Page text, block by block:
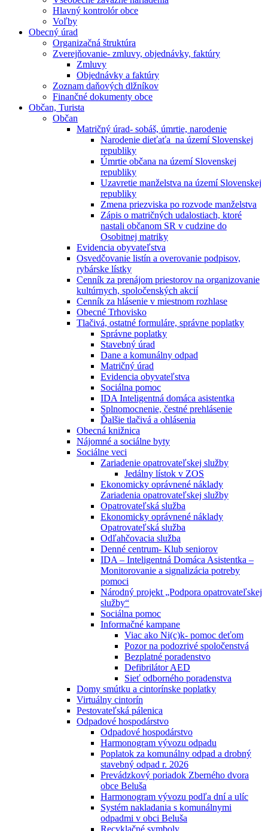
Hlavný kontrolór obce
Voľby
Obecný úrad
Organizačná štruktúra
Zverejňovanie- zmluvy, objednávky, faktúry
Zmluvy
Objednávky a faktúry
Zoznam daňových dlžníkov
Finančné dokumenty obce
Občan, Turista
Občan
Matričný úrad- sobáš, úmrtie, narodenie
Narodenie dieťaťa na území Slovenskej
republiky
Úmrtie občana na území Slovenskej
republiky
Uzavretie manželstva na území Slovenskej
republiky
Zmena priezviska po rozvode manželstva
Zápis o matričných udalostiach, ktoré
nastali občanom SR v cudzine do
Osobitnej matriky
Evidencia obyvateľstva
Osvedčovanie listín a overovanie podpisov,
rybárske lístky
Cenník za prenájom priestorov na organizovanie
kultúrnych, spoločenských akcií
Cenník za hlásenie v miestnom rozhlase
Obecné Trhovisko
Tlačivá, ostatné formuláre, správne poplatky
Správne poplatky
Stavebný úrad
Dane a komunálny odpad
Matričný úrad
Evidencia obyvateľstva
Sociálna pomoc
IDA Inteligentná domáca asistentka
Splnomocnenie, čestné prehlásenie
Ďalšie tlačivá a ohlásenia
Obecná knižnica
Nájomné a sociálne byty
Sociálne veci
Zariadenie opatrovateľskej služby
Jedálny lístok v ZOS
Ekonomicky oprávnené náklady
Zariadenia opatrovateľskej služby
Opatrovateľská služba
Ekonomicky oprávnené náklady
Opatrovateľská služba
Odľahčovacia služba
Denné centrum- Klub seniorov
IDA – Inteligentná Domáca Asistentka –
Monitorovanie a signalizácia potreby
pomoci
Národný projekt „Podpora opatrovateľskej
služby“
Sociálna pomoc
Informačné kampane
Viac ako Ni(c)k- pomoc deťom
Pozor na podozrivé spoločenstvá
Bezplatné poradenstvo
Defibrilátor AED
Sieť odborného poradenstva
Domy smútku a cintorínske poplatky
Virtuálny cintorín
Pestovateľská pálenica
Odpadové hospodárstvo
Odpadové hospodárstvo
Harmonogram vývozu odpadu
Poplatok za komunálny odpad a drobný
stavebný odpad r. 2026
Prevádzkový poriadok Zberného dvora
obce Beluša
Harmonogram vývozu podľa dní a ulíc
Systém nakladania s komunálnymi
odpadmi v obci Beluša
Recyklačné symboly